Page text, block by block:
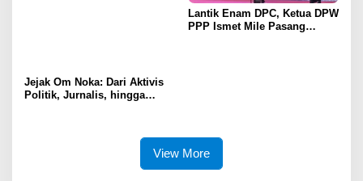
Lantik Enam DPC, Ketua DPW
PPP Ismet Mile Pasang
Jejak Om Noka: Dari Aktivis
Politik, Jurnalis, hingga
View More